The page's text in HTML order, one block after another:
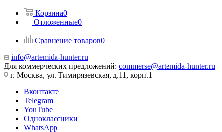
Корзина0
Отложенные0
Сравнение товаров0
info@artemida-hunter.ru
Для коммерческих предложений: commerse@artemida-hunter.ru
г. Москва, ул. Тимирязевская, д.11, корп.1
Вконтакте
Telegram
YouTube
Одноклассники
WhatsApp